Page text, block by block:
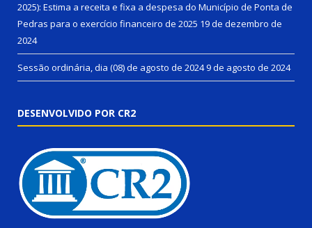
2025): Estima a receita e fixa a despesa do Município de Ponta de
Pedras para o exercício financeiro de 2025 19 de dezembro de
2024
Sessão ordinária, dia (08) de agosto de 20249 de agosto de 2024
DESENVOLVIDO POR CR2